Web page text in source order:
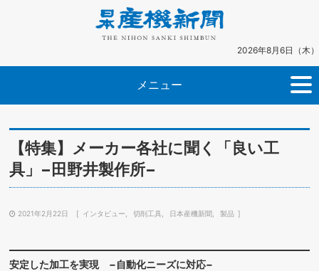
2026年8月6日（木）
メニュー
【特集】メーカー各社に聞く「良い工
具」−田野井製作所−
2021年2月22日 インタビュー 切削工具 日本産機新聞 製品
安定した加工を実現 −自動化ニーズに対応−